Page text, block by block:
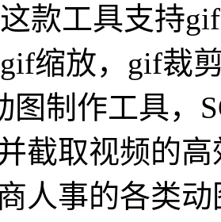
款工具支持
缩放，gif裁
图制作工具，
截取视频的
人事的各类